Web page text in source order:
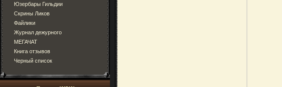
Юзербары Гильдии
Скрины Ликов
Файлики
Журнал дежурного
МЕГАЧАТ
Книга отзывов
Черный список